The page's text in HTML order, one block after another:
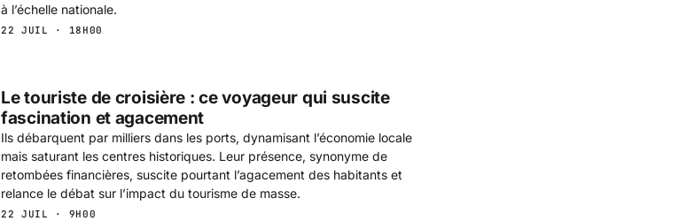
à l’échelle nationale.
22 JUIL · 18H00
Le touriste de croisière : ce voyageur qui suscite
fascination et agacement
Ils débarquent par milliers dans les ports, dynamisant l’économie locale
mais saturant les centres historiques. Leur présence, synonyme de
retombées financières, suscite pourtant l’agacement des habitants et
relance le débat sur l’impact du tourisme de masse.
22 JUIL · 9H00